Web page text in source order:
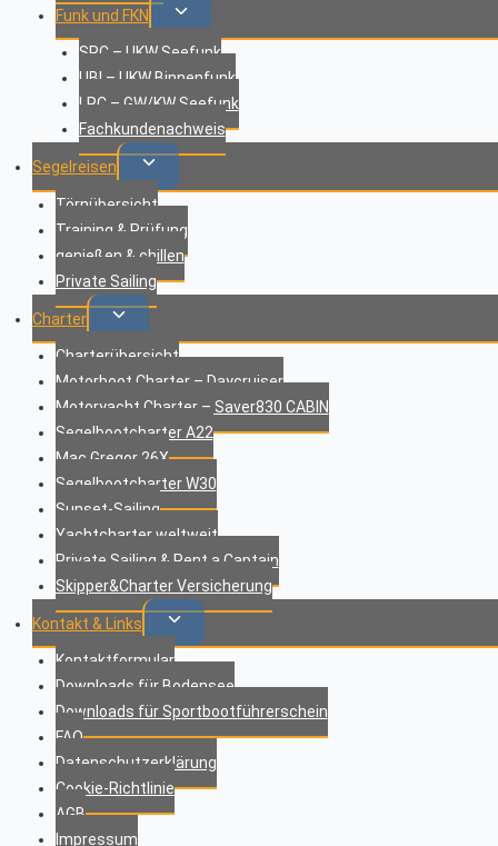
Funk und FKN
Untermenü
umschalten
SRC – UKW Seefunk
UBI – UKW Binnenfunk
LRC – GW/KW Seefunk
Fachkundenachweis
Segelreisen
Untermenü
umschalten
Törnübersicht
Training & Prüfung
genießen & chillen
Private Sailing
Charter
Untermenü
umschalten
Charterübersicht
Motorboot Charter – Daycruiser
Motoryacht Charter – Saver830 CABIN
Segelbootcharter A22
Mac Gregor 26X
Segelbootcharter W30
Sunset-Sailing
Yachtcharter weltweit
Private Sailing & Rent a Captain
Skipper&Charter Versicherung
Kontakt & Links
Untermenü
umschalten
Kontaktformular
Downloads für Bodensee
Downloads für Sportbootführerschein
FAQ
Datenschutzerklärung
Cookie-Richtlinie
AGB
Impressum